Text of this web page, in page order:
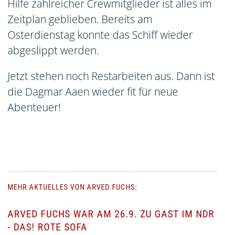
Hilfe zahlreicher Crewmitglieder ist alles im
Zeitplan geblieben. Bereits am
Osterdienstag konnte das Schiff wieder
abgeslippt werden.
Jetzt stehen noch Restarbeiten aus. Dann ist
die Dagmar Aaen wieder fit für neue
Abenteuer!
MEHR AKTUELLES VON ARVED FUCHS:
ARVED FUCHS WAR AM 26.9. ZU GAST IM NDR
- DAS! ROTE SOFA